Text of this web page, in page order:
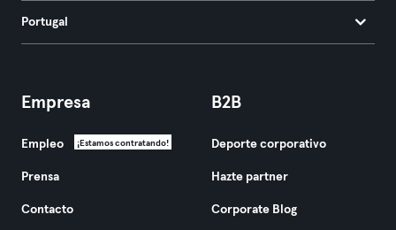
Portugal
Empresa
Empleo ¡Estamos contratando!
Prensa
Contacto
B2B
Deporte corporativo
Hazte partner
Corporate Blog